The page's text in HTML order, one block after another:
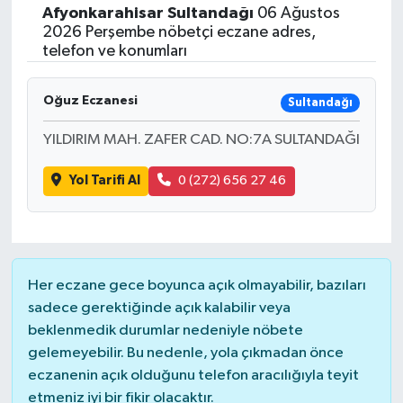
Afyonkarahisar Sultandağı 06 Ağustos
2026 Perşembe nöbetçi eczane adres,
telefon ve konumları
Oğuz Eczanesi Sultandağı
YILDIRIM MAH. ZAFER CAD. NO:7A SULTANDAĞI
Yol Tarifi Al 0 (272) 656 27 46
Her eczane gece boyunca açık olmayabilir, bazıları
sadece gerektiğinde açık kalabilir veya
beklenmedik durumlar nedeniyle nöbete
gelemeyebilir. Bu nedenle, yola çıkmadan önce
eczanenin açık olduğunu telefon aracılığıyla teyit
etmeniz iyi bir fikir olacaktır.
Siyasetçi
Spor
Tebrik
Türkiye